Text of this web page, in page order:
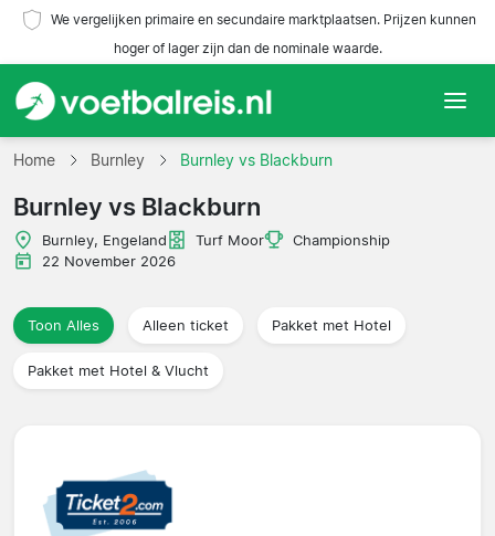
We vergelijken primaire en secundaire marktplaatsen. Prijzen kunnen
hoger of lager zijn dan de nominale waarde.
Home
Teams
Competities
Reisorganisaties
Home Burnley Burnley vs Blackburn
Burnley vs Blackburn
Burnley, Engeland Turf Moor
Championship
22 November 2026
Toon Alles Alleen ticket Pakket met Hotel
Pakket met Hotel & Vlucht